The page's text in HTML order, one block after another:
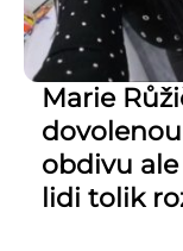
Marie
obdivu
lidi tolik